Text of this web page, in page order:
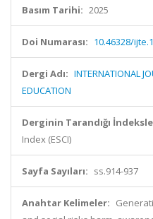
Basım Tarihi: 2025
Doi Numarası: 10.46328/
Dergi Adı: INTERNATIONAL
EDUCATION
Derginin Tarandığı
Index (ESCI)
Sayfa Sayıları: ss.914-937
Anahtar Kelimeler: